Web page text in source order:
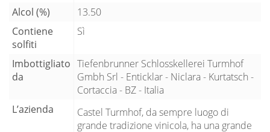
Alcol (%)
13.50
Contiene
solfiti
Sì
Imbottigliato
da
Tiefenbrunner Schlosskellerei Turmhof
Gmbh Srl - Enticklar - Niclara - Kurtatsch -
Cortaccia - BZ - Italia
L’azienda
Castel Turmhof, da sempre luogo di
grande tradizione vinicola, ha una grande